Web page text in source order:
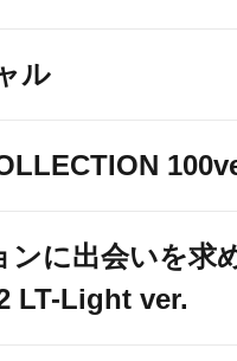
ル
ンに出会いを求
LT-Light ver.